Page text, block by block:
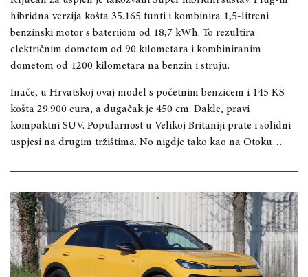
hibridna verzija košta 35.165 funti i kombinira 1,5-litreni
benzinski motor s baterijom od 18,7 kWh. To rezultira
električnim dometom od 90 kilometara i kombiniranim
dometom od 1200 kilometara na benzin i struju.
Inače, u Hrvatskoj ovaj model s početnim benzicem i 145 KS
košta 29.900 eura, a dugačak je 450 cm. Dakle, pravi
kompaktni SUV. Popularnost u Velikoj Britaniji prate i solidni
uspjesi na drugim tržištima. No nigdje tako kao na Otoku…